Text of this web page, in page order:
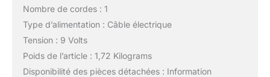
Nombre de cordes : 1
Type d’alimentation : Câble électrique
Tension : 9 Volts
Poids de l’article : 1,72 Kilograms
Disponibilité des pièces détachées : Information